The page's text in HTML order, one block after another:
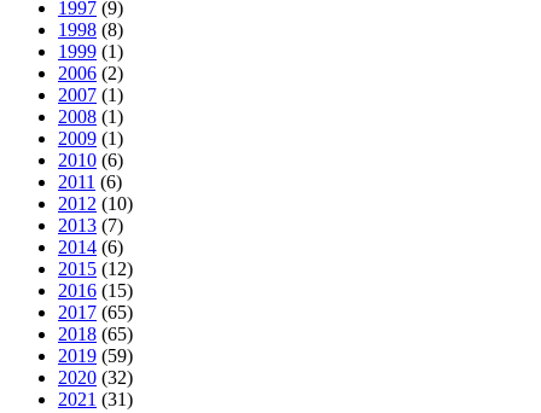
1997 (9)
1998 (8)
1999 (1)
2006 (2)
2007 (1)
2008 (1)
2009 (1)
2010 (6)
2011 (6)
2012 (10)
2013 (7)
2014 (6)
2015 (12)
2016 (15)
2017 (65)
2018 (65)
2019 (59)
2020 (32)
2021 (31)